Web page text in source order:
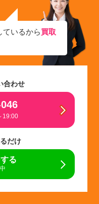
ているから買取
合わせ
19:00
だけ
る